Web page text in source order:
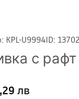
: KPL-U9994ID: 13702
с рафт
лв